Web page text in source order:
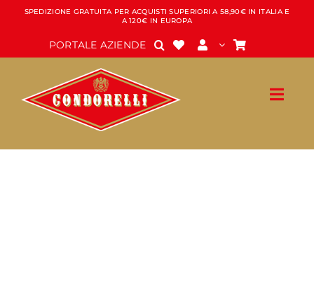
Salta
contenuto
SPEDIZIONE GRATUITA PER ACQUISTI SUPERIORI A 58,90€ IN ITALIA E
A 120€ IN EUROPA
PORTALE AZIENDE